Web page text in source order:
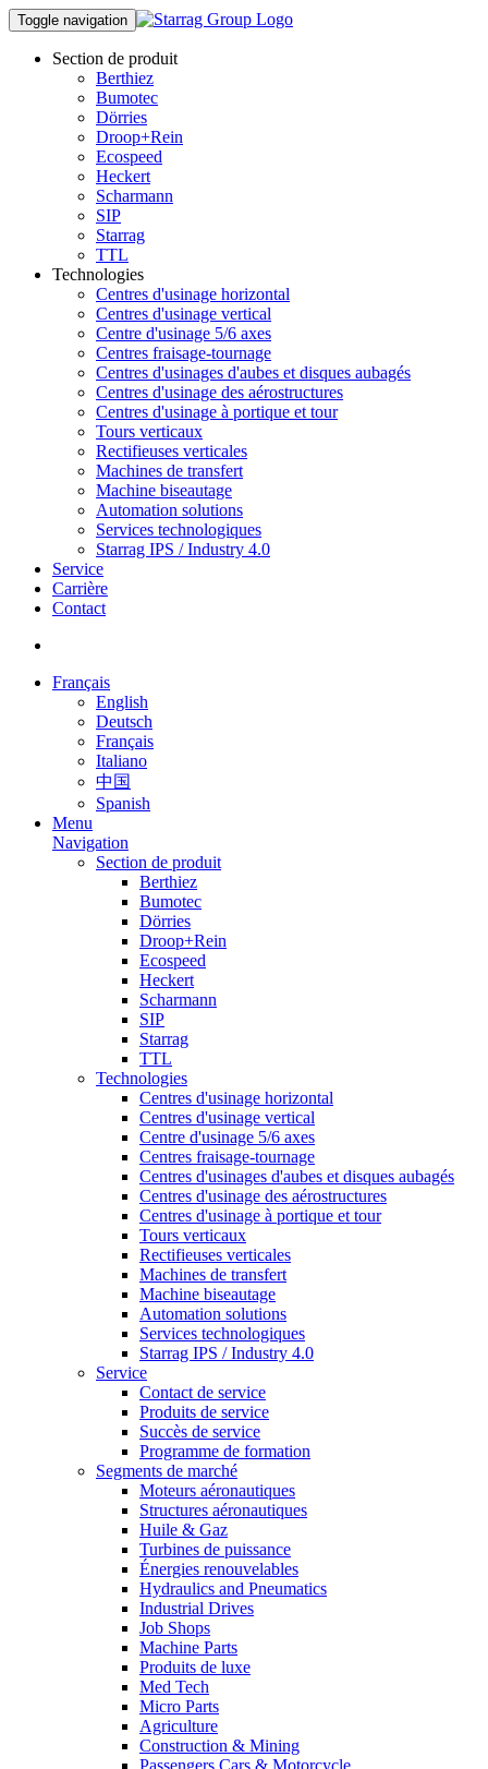
Toggle navigation
Section de produit
Berthiez
Bumotec
Dörries
Droop+Rein
Ecospeed
Heckert
Scharmann
SIP
Starrag
TTL
Technologies
Centres d'usinage horizontal
Centres d'usinage vertical
Centre d'usinage 5/6 axes
Centres fraisage-tournage
Centres d'usinages d'aubes et disques aubagés
Centres d'usinage des aérostructures
Centres d'usinage à portique et tour
Tours verticaux
Rectifieuses verticales
Machines de transfert
Machine biseautage
Automation solutions
Services technologiques
Starrag IPS / Industry 4.0
Service
Carrière
Contact
Français
English
Deutsch
Français
Italiano
中国
Spanish
Menu
Navigation
Section de produit
Berthiez
Bumotec
Dörries
Droop+Rein
Ecospeed
Heckert
Scharmann
SIP
Starrag
TTL
Technologies
Centres d'usinage horizontal
Centres d'usinage vertical
Centre d'usinage 5/6 axes
Centres fraisage-tournage
Centres d'usinages d'aubes et disques aubagés
Centres d'usinage des aérostructures
Centres d'usinage à portique et tour
Tours verticaux
Rectifieuses verticales
Machines de transfert
Machine biseautage
Automation solutions
Services technologiques
Starrag IPS / Industry 4.0
Service
Contact de service
Produits de service
Succès de service
Programme de formation
Segments de marché
Moteurs aéronautiques
Structures aéronautiques
Huile & Gaz
Turbines de puissance
Énergies renouvelables
Hydraulics and Pneumatics
Industrial Drives
Job Shops
Machine Parts
Produits de luxe
Med Tech
Micro Parts
Agriculture
Construction & Mining
Passengers Cars & Motorcycle